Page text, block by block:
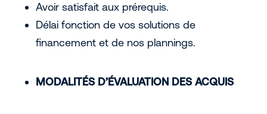
Avoir satisfait aux prérequis.
Délai fonction de vos solutions de
financement et de nos plannings.
MODALITÉS D’ÉVALUATION DES ACQUIS